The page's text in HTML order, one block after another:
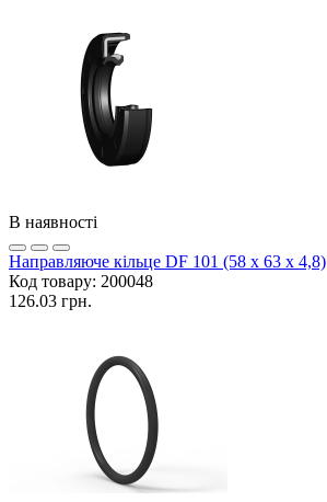
В наявності
Направляюче кільце DF 101 (58 x 63 x 4,8)
Код товару: 200048
126.03 грн.